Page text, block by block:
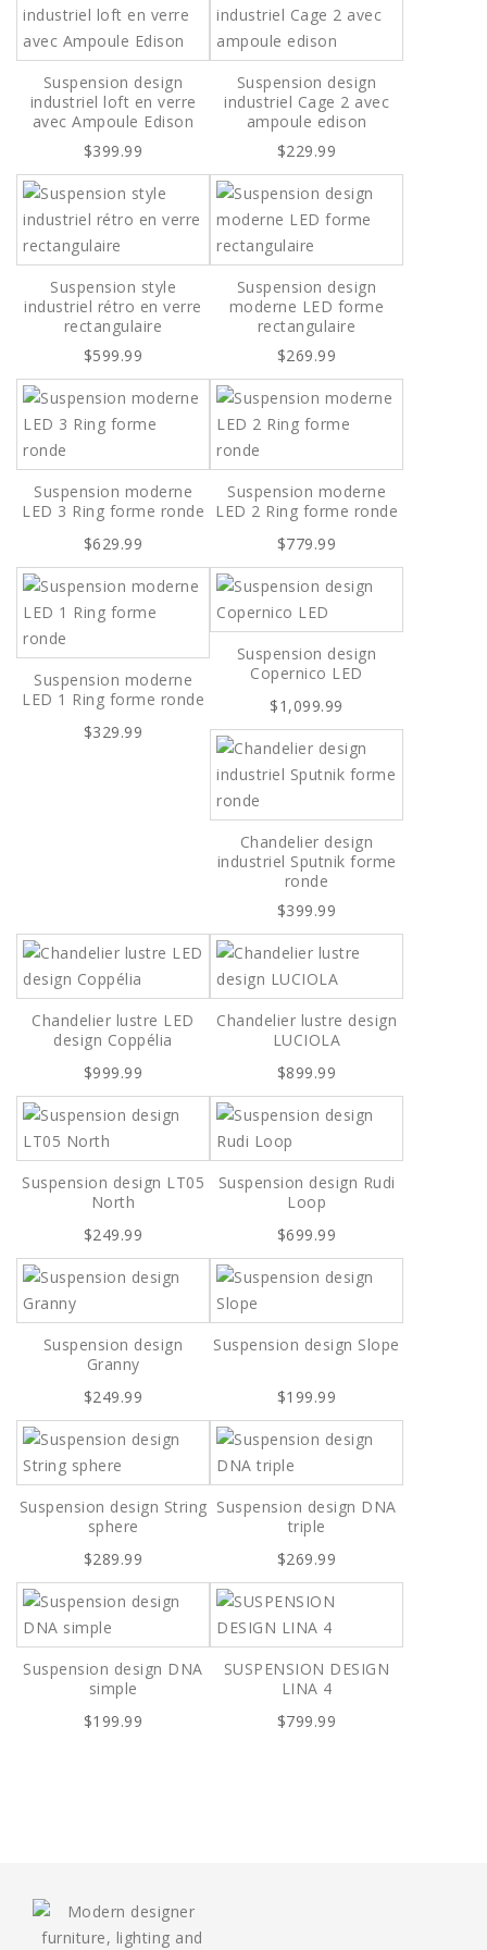
Suspension design
industriel loft en verre
avec Ampoule Edison
$399.99
Suspension design
industriel Cage 2 avec
ampoule edison
$229.99
Suspension style
industriel rétro en verre
rectangulaire
$599.99
Suspension design
moderne LED forme
rectangulaire
$269.99
Suspension moderne
LED 3 Ring forme ronde
$629.99
Suspension moderne
LED 2 Ring forme ronde
$779.99
Suspension moderne
LED 1 Ring forme ronde
$329.99
Suspension design
Copernico LED
$1,099.99
Chandelier design
industriel Sputnik forme
ronde
$399.99
Chandelier lustre LED
design Coppélia
$999.99
Chandelier lustre design
LUCIOLA
$899.99
Suspension design LT05
North
$249.99
Suspension design Rudi
Loop
$699.99
Suspension design
Granny
$249.99
Suspension design Slope
$199.99
Suspension design String
sphere
$289.99
Suspension design DNA
triple
$269.99
Suspension design DNA
simple
$199.99
SUSPENSION DESIGN
LINA 4
$799.99